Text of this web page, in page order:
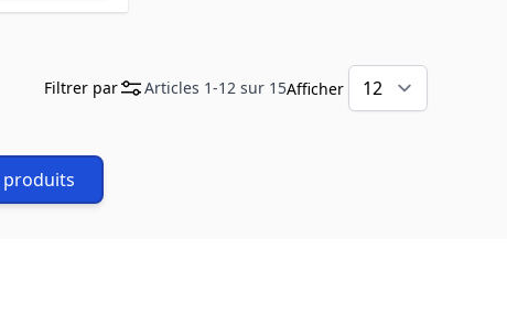
Articles 1-12 sur 15Afficher
Filtrer par
produits